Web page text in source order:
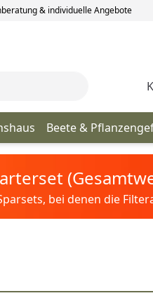
& individuelle Angebote
Beete &
bei denen die